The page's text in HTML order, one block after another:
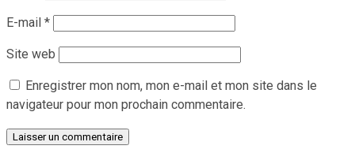
E-mail *
Site web
Enregistrer mon nom, mon e-mail et mon site dans le
navigateur pour mon prochain commentaire.